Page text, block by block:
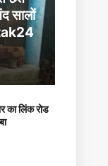
सालों
का लिंक रोड